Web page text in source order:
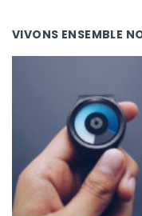
VIVONS ENSEMBLE